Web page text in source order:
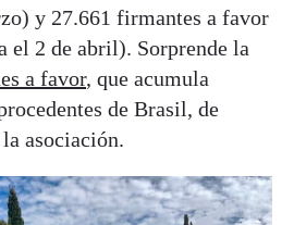
y 27.661 firmantes a favor
el 2 de abril). Sorprende la
a favor, que acumula
de Brasil, de
asociación.